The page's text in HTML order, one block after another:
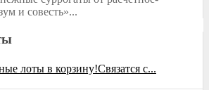
и совесть»...
лоты в корзину!Связатся с...